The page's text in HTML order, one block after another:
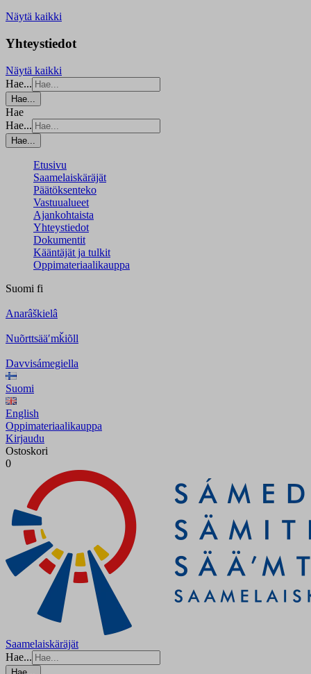
Näytä kaikki
Yhteystiedot
Näytä kaikki
Hae...
Hae...
Hae
Hae...
Hae...
Etusivu
Saamelaiskäräjät
Päätöksenteko
Vastuualueet
Ajankohtaista
Yhteystiedot
Dokumentit
Kääntäjät ja tulkit
Oppimateriaalikauppa
Suomi fi
Anarâškielâ
Nuõrttsääʹmǩiõll
Davvisámegiella
Suomi
English
Oppimateriaalikauppa
Kirjaudu
Ostoskori
0
Saamelaiskäräjät
Hae...